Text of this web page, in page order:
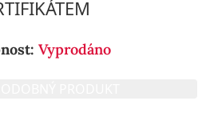
Vyprodáno